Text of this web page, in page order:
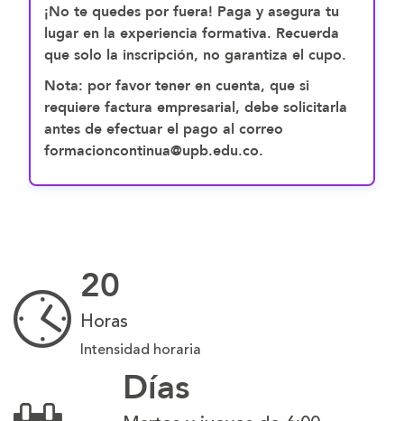
¡No te quedes por fuera! Paga y asegura tu
lugar en la experiencia formativa. Recuerda
que solo la inscripción, no garantiza el cupo.
Nota: por favor tener en cuenta, que si
requiere factura empresarial, debe solicitarla
antes de efectuar el pago al correo
formacioncontinua@upb.edu.co.
20
Horas
Intensidad horaria
Días